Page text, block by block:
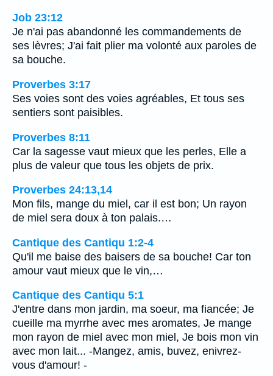
Job 23:12
Je n'ai pas abandonné les commandements de
ses lèvres; J'ai fait plier ma volonté aux paroles de
sa bouche.
Proverbes 3:17
Ses voies sont des voies agréables, Et tous ses
sentiers sont paisibles.
Proverbes 8:11
Car la sagesse vaut mieux que les perles, Elle a
plus de valeur que tous les objets de prix.
Proverbes 24:13,14
Mon fils, mange du miel, car il est bon; Un rayon
de miel sera doux à ton palais.…
Cantique des Cantiqu 1:2-4
Qu'il me baise des baisers de sa bouche! Car ton
amour vaut mieux que le vin,…
Cantique des Cantiqu 5:1
J'entre dans mon jardin, ma soeur, ma fiancée; Je
cueille ma myrrhe avec mes aromates, Je mange
mon rayon de miel avec mon miel, Je bois mon vin
avec mon lait... -Mangez, amis, buvez, enivrez-
vous d'amour! -